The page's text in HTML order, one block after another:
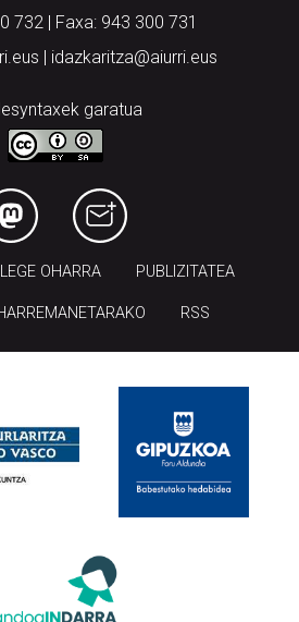
732 | Faxa: 943 300 731
| idazkaritza@aiurri.eus
garatua
LEGE OHARRA PUBLIZITATEA
RSS